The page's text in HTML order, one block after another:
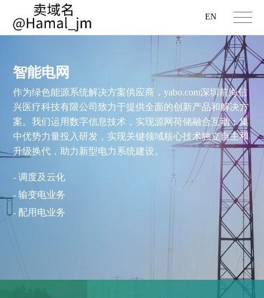
EN
智能电网
作为绿色能源系统解决方案供应商，yabo.com深圳前海信
兴医疗科技有限公司致力于提供全面的创新产品和解决方
案。我们运用数字信息技术，实现源网荷储融合互动；集
中优势力量投入研发，实现关键领域核心技术独立自主和
升级换代，助力新型电力系统建设。
- 调度及云化
- 输变电业务
- 配用电业务